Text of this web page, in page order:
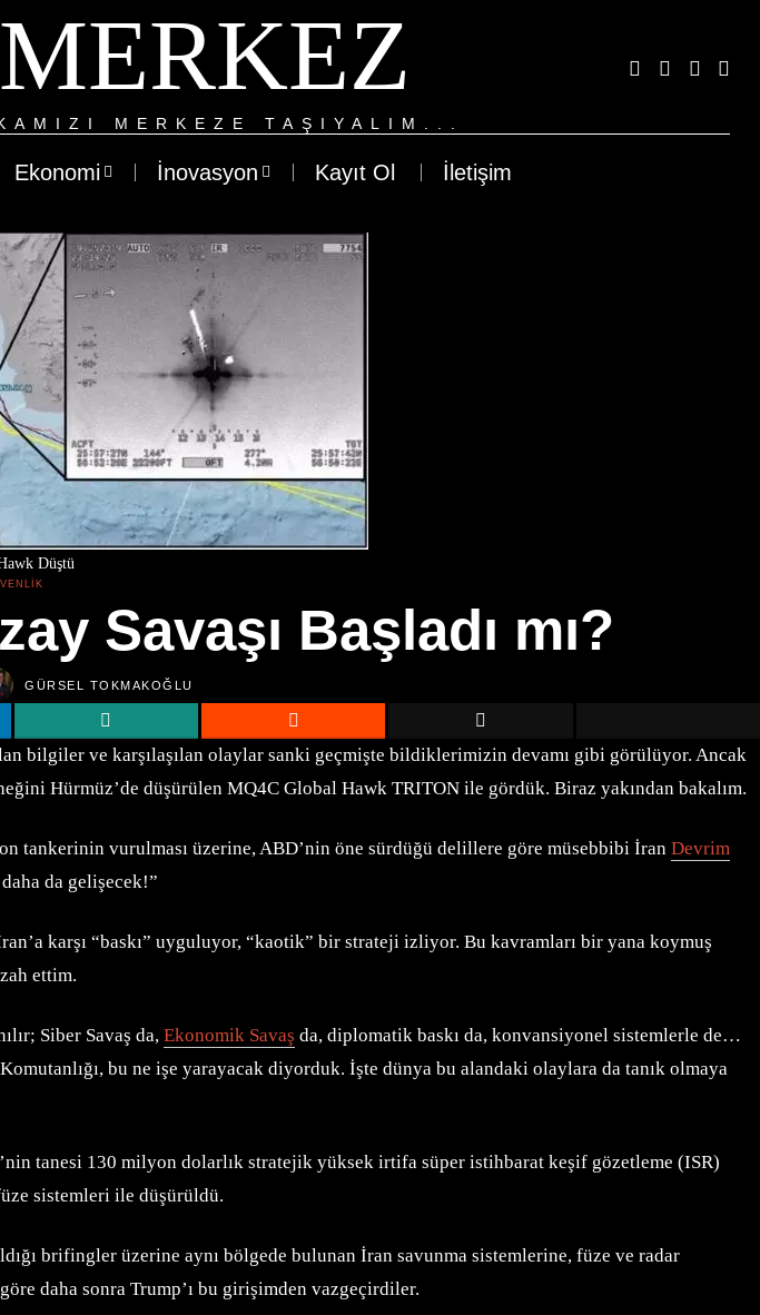
MERKEZE TAŞIYALIM...
Ekonomi İnovasyon Kayıt Ol İletişim
Düştü
Savaşı Başladı mı?
GÜRSEL TOKMAKOĞLU
bilgiler ve karşılaşılan olaylar sanki geçmişte bildiklerimizin devamı gibi görülüyor. Ancak
Hürmüz’de düşürülen MQ4C Global Hawk TRITON ile gördük. Biraz yakından bakalım.
tankerinin vurulması üzerine, ABD’nin öne sürdüğü delillere göre müsebbibi İran Devrim
da gelişecek!”
karşı “baskı” uyguluyor, “kaotik” bir strateji izliyor. Bu kavramları bir yana koymuş
ettim.
Siber Savaş da, Ekonomik Savaş da, diplomatik baskı da, konvansiyonel sistemlerle de…
bu ne işe yarayacak diyorduk. İşte dünya bu alandaki olaylara da tanık olmaya
tanesi 130 milyon dolarlık stratejik yüksek irtifa süper istihbarat keşif gözetleme (ISR)
sistemleri ile düşürüldü.
brifingler üzerine aynı bölgede bulunan İran savunma sistemlerine, füze ve radar
daha sonra Trump’ı bu girişimden vazgeçirdiler.